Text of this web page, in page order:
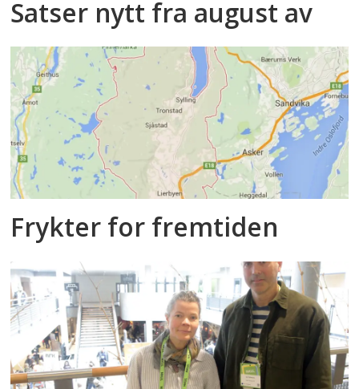
Satser nytt fra august av
Frykter for fremtiden